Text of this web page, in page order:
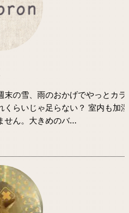
の雪、雨のおかげでやっとカラ
くらいじゃ足らない？ 室内も加
せん。大きめのバ...